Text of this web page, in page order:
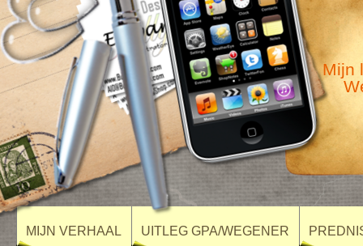
Mijn
MIJN VERHAAL UITLEG GPA/WEGENER